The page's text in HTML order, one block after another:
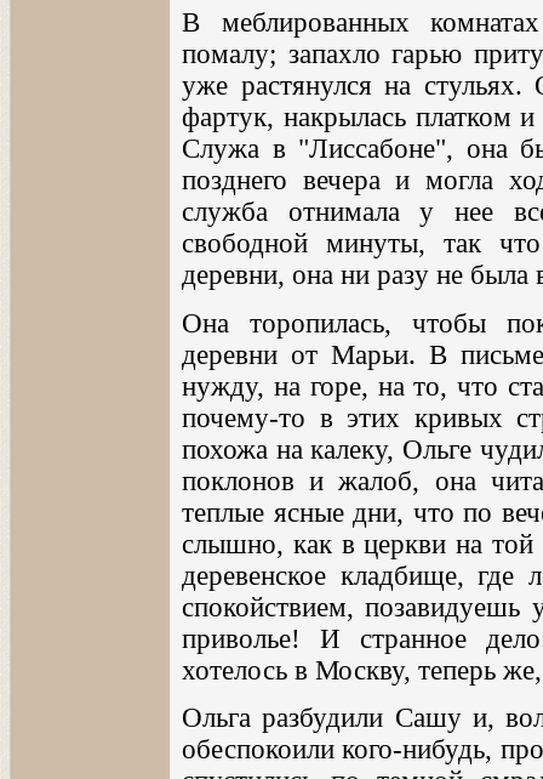
В меблированных
помалу; запахло гарью
уже растянулся на
фартук, накрылась платком
Служа в "Лиссабоне", она
позднего вечера и могла
служба отнимала у нее
свободной минуты, так
деревни, она ни разу не была
Она торопилась, чтобы
деревни от Марьи. В
нужду, на горе, на то, что
почему-то в этих кривых
похожа на калеку, Ольге
поклонов и жалоб, она
теплые ясные дни, что по
слышно, как в церкви на той
деревенское кладбище,
спокойствием,
приволье! И странное
хотелось в Москву, теперь
Ольга разбудили Сашу и,
обеспокоили кого-нибудь,